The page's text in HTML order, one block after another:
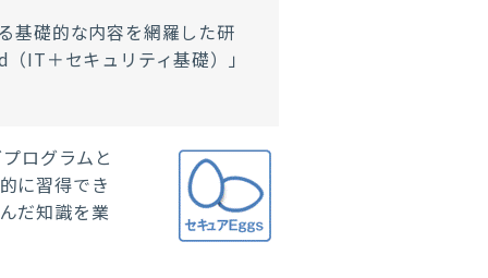
基礎的な内容を網羅した研
（IT＋セキュリティ基礎）」
ログラムと
に習得でき
だ知識を業